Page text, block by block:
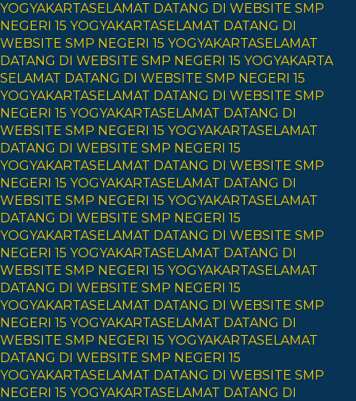
YOGYAKARTASELAMAT DATANG DI WEBSITE SMP
NEGERI 15 YOGYAKARTASELAMAT DATANG DI
WEBSITE SMP NEGERI 15 YOGYAKARTASELAMAT
DATANG DI WEBSITE SMP NEGERI 15 YOGYAKARTA
SELAMAT DATANG DI WEBSITE SMP NEGERI 15
YOGYAKARTASELAMAT DATANG DI WEBSITE SMP
NEGERI 15 YOGYAKARTASELAMAT DATANG DI
WEBSITE SMP NEGERI 15 YOGYAKARTASELAMAT
DATANG DI WEBSITE SMP NEGERI 15
YOGYAKARTASELAMAT DATANG DI WEBSITE SMP
NEGERI 15 YOGYAKARTASELAMAT DATANG DI
WEBSITE SMP NEGERI 15 YOGYAKARTASELAMAT
DATANG DI WEBSITE SMP NEGERI 15
YOGYAKARTASELAMAT DATANG DI WEBSITE SMP
NEGERI 15 YOGYAKARTASELAMAT DATANG DI
WEBSITE SMP NEGERI 15 YOGYAKARTASELAMAT
DATANG DI WEBSITE SMP NEGERI 15
YOGYAKARTASELAMAT DATANG DI WEBSITE SMP
NEGERI 15 YOGYAKARTASELAMAT DATANG DI
WEBSITE SMP NEGERI 15 YOGYAKARTASELAMAT
DATANG DI WEBSITE SMP NEGERI 15
YOGYAKARTASELAMAT DATANG DI WEBSITE SMP
NEGERI 15 YOGYAKARTASELAMAT DATANG DI